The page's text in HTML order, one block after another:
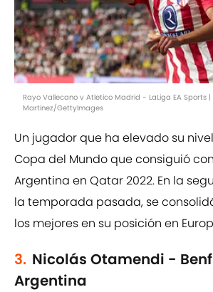
Rayo Vallecano v Atletico Madrid - LaLiga EA Sports |
Martinez/GettyImages
Un jugador que ha elevado su
Copa del Mundo que consiguió
Argentina en Qatar 2022. En la
la temporada pasada, se
los mejores en su posición en
3. Nicolás Otamendi -
Argentina